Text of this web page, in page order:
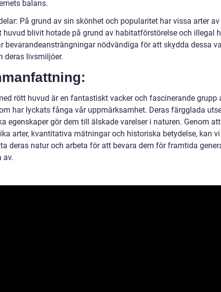
balans.
På grund av sin skönhet och popularitet har vissa arter
huvud blivit hotade på grund av habitatförstörelse och illegal
bevarandeansträngningar nödvändiga för att skydda dessa
deras livsmiljöer.
rött huvud är en fantastiskt vacker och fascinerande grupp
har lyckats fånga vår uppmärksamhet. Deras färgglada
egenskaper gör dem till älskade varelser i naturen. Genom
arter, kvantitativa mätningar och historiska betydelse, kan vi
deras natur och arbeta för att bevara dem för framtida
av.